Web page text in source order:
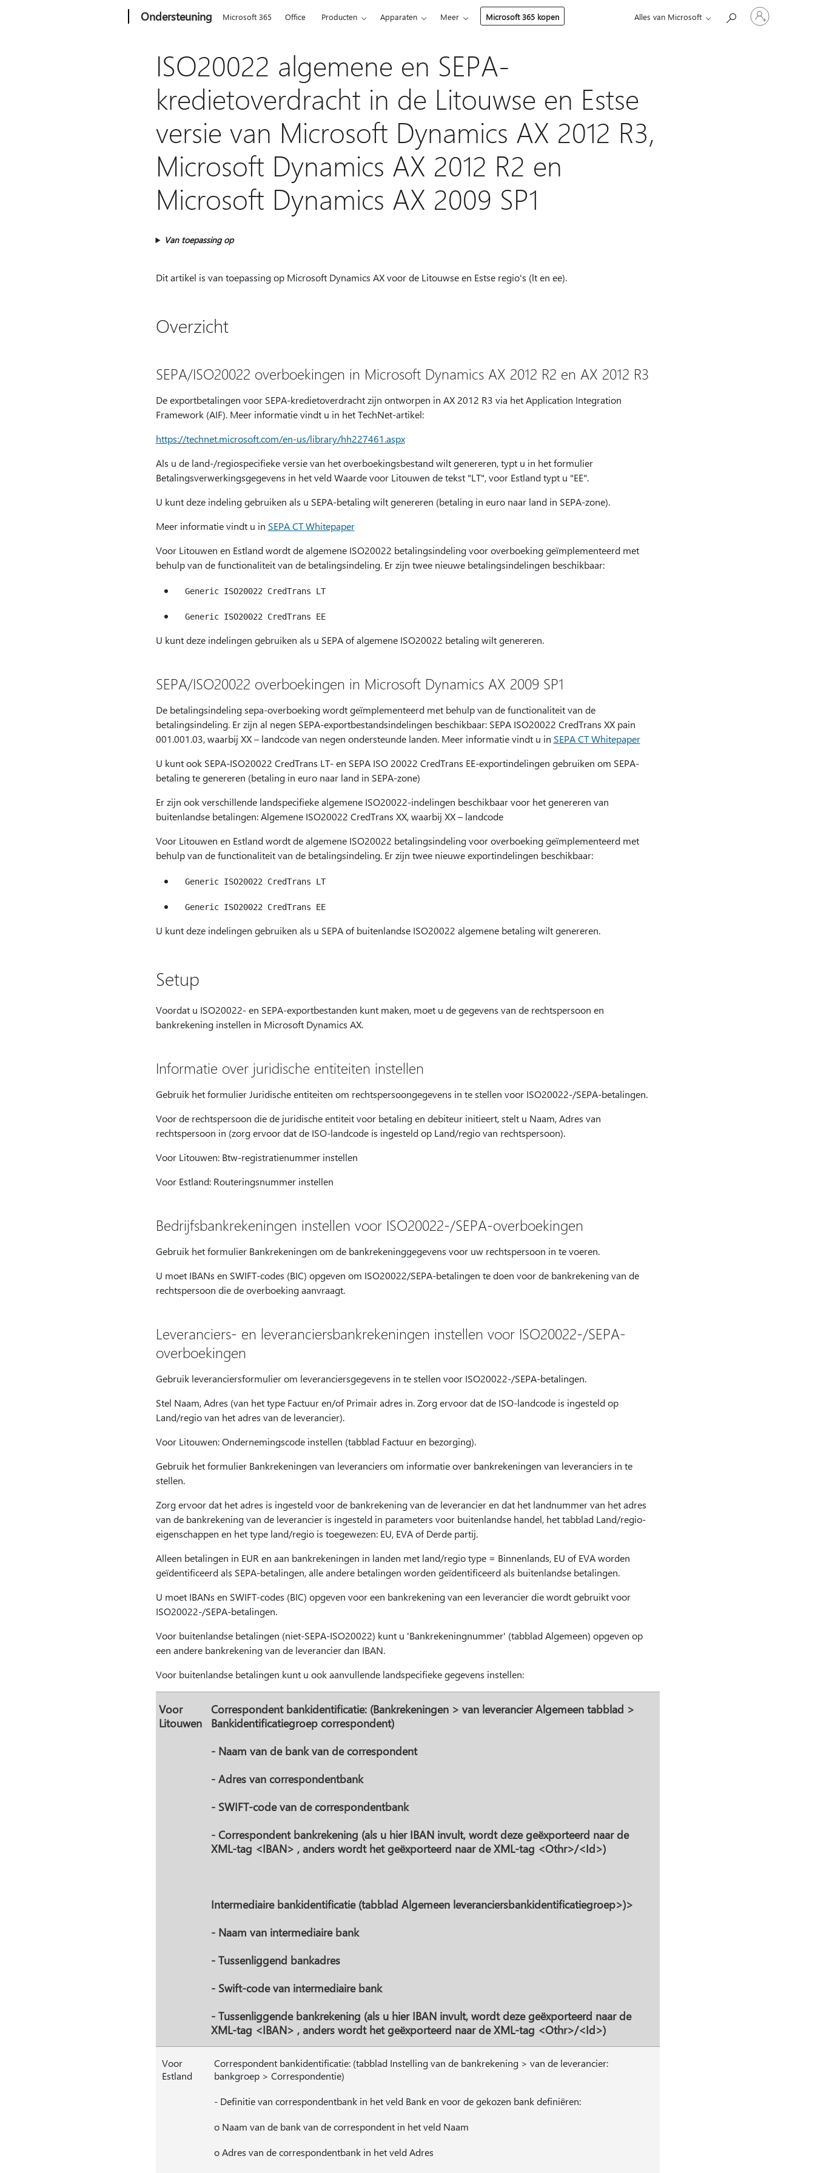
Ondersteuning Microsoft 365 Office Producten Apparaten Meer Microsoft 365 kopen Alles van Microsoft
Meld
je
aan
ISO20022 algemene en SEPA-
kredietoverdracht in de Litouwse en Estse
versie van Microsoft Dynamics AX 2012 R3,
Microsoft Dynamics AX 2012 R2 en
Microsoft Dynamics AX 2009 SP1
Van toepassing op
Dit artikel is van toepassing op Microsoft Dynamics AX voor de Litouwse en Estse regio's (lt en ee).
Overzicht
SEPA/ISO20022 overboekingen in Microsoft Dynamics AX 2012 R2 en AX 2012 R3
De exportbetalingen voor SEPA-kredietoverdracht zijn ontworpen in AX 2012 R3 via het Application Integration
Framework (AIF). Meer informatie vindt u in het TechNet-artikel:
https://technet.microsoft.com/en-us/library/hh227461.aspx
Als u de land-/regiospecifieke versie van het overboekingsbestand wilt genereren, typt u in het formulier
Betalingsverwerkingsgegevens in het veld Waarde voor Litouwen de tekst "LT", voor Estland typt u "EE".
U kunt deze indeling gebruiken als u SEPA-betaling wilt genereren (betaling in euro naar land in SEPA-zone).
Meer informatie vindt u in SEPA CT Whitepaper
Voor Litouwen en Estland wordt de algemene ISO20022 betalingsindeling voor overboeking geïmplementeerd met
behulp van de functionaliteit van de betalingsindeling. Er zijn twee nieuwe betalingsindelingen beschikbaar:
U kunt deze indelingen gebruiken als u SEPA of algemene ISO20022 betaling wilt genereren.
SEPA/ISO20022 overboekingen in Microsoft Dynamics AX 2009 SP1
De betalingsindeling sepa-overboeking wordt geïmplementeerd met behulp van de functionaliteit van de
betalingsindeling. Er zijn al negen SEPA-exportbestandsindelingen beschikbaar: SEPA ISO20022 CredTrans XX pain
001.001.03, waarbij XX – landcode van negen ondersteunde landen. Meer informatie vindt u in SEPA CT Whitepaper
U kunt ook SEPA-ISO20022 CredTrans LT- en SEPA ISO 20022 CredTrans EE-exportindelingen gebruiken om SEPA-
betaling te genereren (betaling in euro naar land in SEPA-zone)
Er zijn ook verschillende landspecifieke algemene ISO20022-indelingen beschikbaar voor het genereren van
buitenlandse betalingen: Algemene ISO20022 CredTrans XX, waarbij XX – landcode
Voor Litouwen en Estland wordt de algemene ISO20022 betalingsindeling voor overboeking geïmplementeerd met
behulp van de functionaliteit van de betalingsindeling. Er zijn twee nieuwe exportindelingen beschikbaar:
U kunt deze indelingen gebruiken als u SEPA of buitenlandse ISO20022 algemene betaling wilt genereren.
Setup
Voordat u ISO20022- en SEPA-exportbestanden kunt maken, moet u de gegevens van de rechtspersoon en
bankrekening instellen in Microsoft Dynamics AX.
Informatie over juridische entiteiten instellen
Gebruik het formulier Juridische entiteiten om rechtspersoongegevens in te stellen voor ISO20022-/SEPA-betalingen.
Voor de rechtspersoon die de juridische entiteit voor betaling en debiteur initieert, stelt u Naam, Adres van
rechtspersoon in (zorg ervoor dat de ISO-landcode is ingesteld op Land/regio van rechtspersoon).
Voor Litouwen: Btw-registratienummer instellen
Voor Estland: Routeringsnummer instellen
Bedrijfsbankrekeningen instellen voor ISO20022-/SEPA-overboekingen
Gebruik het formulier Bankrekeningen om de bankrekeninggegevens voor uw rechtspersoon in te voeren.
U moet IBANs en SWIFT-codes (BIC) opgeven om ISO20022/SEPA-betalingen te doen voor de bankrekening van de
rechtspersoon die de overboeking aanvraagt.
Leveranciers- en leveranciersbankrekeningen instellen voor ISO20022-/SEPA-
overboekingen
Gebruik leveranciersformulier om leveranciersgegevens in te stellen voor ISO20022-/SEPA-betalingen.
Stel Naam, Adres (van het type Factuur en/of Primair adres in. Zorg ervoor dat de ISO-landcode is ingesteld op
Land/regio van het adres van de leverancier).
Voor Litouwen: Ondernemingscode instellen (tabblad Factuur en bezorging).
Gebruik het formulier Bankrekeningen van leveranciers om informatie over bankrekeningen van leveranciers in te
stellen.
Zorg ervoor dat het adres is ingesteld voor de bankrekening van de leverancier en dat het landnummer van het adres
van de bankrekening van de leverancier is ingesteld in parameters voor buitenlandse handel, het tabblad Land/regio-
eigenschappen en het type land/regio is toegewezen: EU, EVA of Derde partij.
Alleen betalingen in EUR en aan bankrekeningen in landen met land/regio type = Binnenlands, EU of EVA worden
geïdentificeerd als SEPA-betalingen, alle andere betalingen worden geïdentificeerd als buitenlandse betalingen.
U moet IBANs en SWIFT-codes (BIC) opgeven voor een bankrekening van een leverancier die wordt gebruikt voor
ISO20022-/SEPA-betalingen.
Voor buitenlandse betalingen (niet-SEPA-ISO20022) kunt u 'Bankrekeningnummer' (tabblad Algemeen) opgeven op
een andere bankrekening van de leverancier dan IBAN.
Voor buitenlandse betalingen kunt u ook aanvullende landspecifieke gegevens instellen:
Voor
Litouwen
Correspondent bankidentificatie: (Bankrekeningen > van leverancier Algemeen tabblad >
Bankidentificatiegroep correspondent)
- Naam van de bank van de correspondent
- Adres van correspondentbank
- SWIFT-code van de correspondentbank
- Correspondent bankrekening (als u hier IBAN invult, wordt deze geëxporteerd naar de
XML-tag <IBAN> , anders wordt het geëxporteerd naar de XML-tag <Othr>/<Id>)
Intermediaire bankidentificatie (tabblad Algemeen leveranciersbankidentificatiegroep>)>
- Naam van intermediaire bank
- Tussenliggend bankadres
- Swift-code van intermediaire bank
- Tussenliggende bankrekening (als u hier IBAN invult, wordt deze geëxporteerd naar de
XML-tag <IBAN> , anders wordt het geëxporteerd naar de XML-tag <Othr>/<Id>)
Voor
Estland
Correspondent bankidentificatie: (tabblad Instelling van de bankrekening > van de leverancier:
bankgroep > Correspondentie)
- Definitie van correspondentbank in het veld Bank en voor de gekozen bank definiëren:
o Naam van de bank van de correspondent in het veld Naam
o Adres van de correspondentbank in het veld Adres